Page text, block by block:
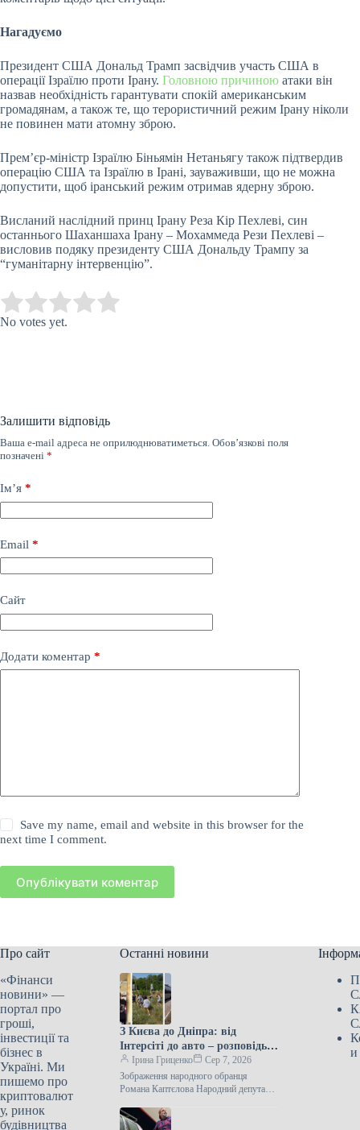
Нагадуємо
Президент США Дональд Трамп засвідчив участь США в
операції Ізраїлю проти Ірану. Головною причиною атаки він
назвав необхідність гарантувати спокій американським
громадянам, а також те, що терористичний режим Ірану ніколи
не повинен мати атомну зброю.
Прем’єр-міністр Ізраїлю Біньямін Нетаньягу також підтвердив
операцію США та Ізраїлю в Ірані, зауваживши, що не можна
допустити, щоб іранський режим отримав ядерну зброю.
Висланий наслідний принц Ірану Реза Кір Пехлеві, син
останнього Шаханшаха Ірану – Мохаммеда Рези Пехлеві –
висловив подяку президенту США Дональду Трампу за
“гуманітарну інтервенцію”.
Rate this item:
No votes yet.
Залишити відповідь
Ваша e-mail адреса не оприлюднюватиметься. Обов’язкові поля
позначені *
Ім’я *
Email *
Сайт
Додати коментар *
Save my name, email and website in this browser for the
next time I comment.
Опублікувати коментар
Про сайт
«Фінанси
новини» —
портал про
гроші,
інвестиції та
бізнес в
Україні. Ми
пишемо про
криптовалют
у, ринок
будівництва
Останні новини
З Києва до Дніпра: від
Інтерсіті до авто – розповідь
нардепа
Ірина Гриценко
Сер 7, 2026
Зображення народного обранця
Романа Каптєлова Народний депутат
Укрзалізницею з Києва до Дніпра 6
серпня. Незважаючи…
и